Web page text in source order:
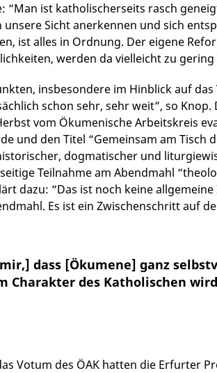
“Man ist katholischerseits rasch
unsere Sicht anerkennen und sich
ist alles in Ordnung. Der eigene
werden da vielleicht zu gering
insbesondere im Hinblick auf
schon sehr, sehr weit”, so
vom Ökumenische Arbeitskreis
und den Titel “Gemeinsam am Tisch
dogmatischer und
Teilnahme am Abendmahl
dazu: “Das ist noch keine
Es ist ein Zwischenschritt auf
dass [Ökumene] ganz
Charakter des Katholischen
Votum des ÖAK hatten die Erfurter